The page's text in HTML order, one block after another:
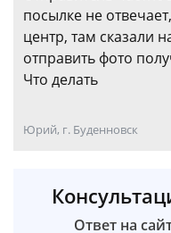
посылке не
центр, там сказали
отправить фото
Что делать
Юрий, г. Буденновск
Ответ на